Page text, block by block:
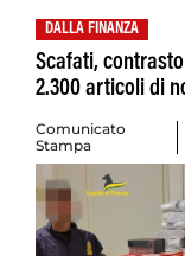
DALLA FINANZA
Scafati,
2.300 articoli di
Comunicato
Stampa